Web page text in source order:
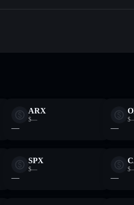
ARX
$—
— —
SPX
$—
— —